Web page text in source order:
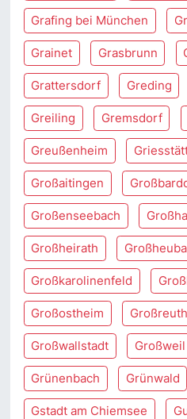
Grafing bei München
Grainet Grasbrunn
Grattersdorf Greding
Greiling Gremsdorf
Greußenheim
Großaitingen
Großenseebach
Großheirath
Großkarolinenfeld
Großostheim
Großwallstadt Großweil
Grünenbach Grünwald
Gstadt am Chiemsee